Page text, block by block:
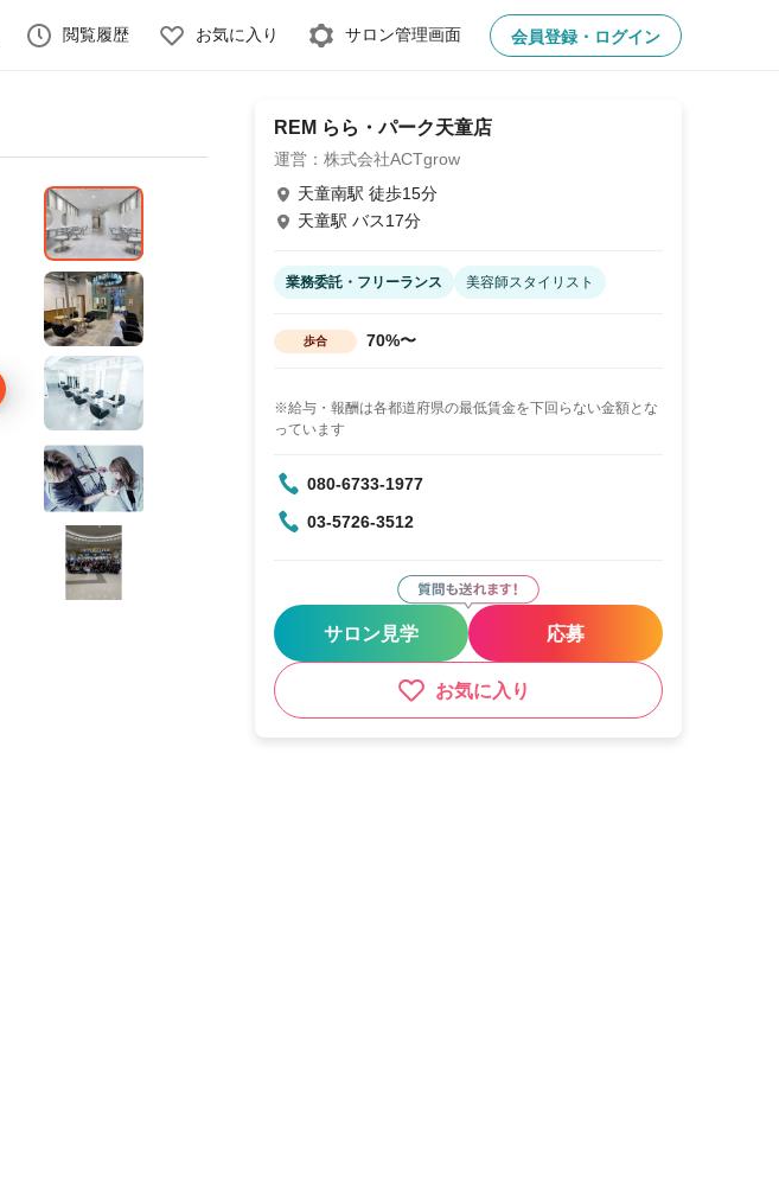
閲覧履歴 お気に入り サロン管理画面 会員登録・ログイン
REM らら・パーク天童店
運営：株式会社ACTgrow
天童南駅 徒歩15分
天童駅 バス17分
業務委託・フリーランス 美容師スタイリスト
歩合 70%〜
※給与・報酬は各都道府県の最低賃金を下回らない金額とな
っています
080-6733-1977
03-5726-3512
サロン見学 応募
お気に入り